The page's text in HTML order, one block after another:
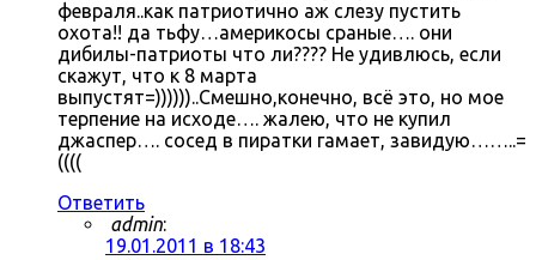
февраля..как патриотично аж слезу пустить
охота!! да тьфу…америкосы сраные…. они
дибилы-патриоты что ли???? Не удивлюсь, если
скажут, что к 8 марта
выпустят=))))))..Смешно,конечно, всё это, но мое
терпение на исходе…. жалею, что не купил
джаспер…. сосед в пиратки гамает, завидую……..=
((((
Ответить
admin:
19.01.2011 в 18:43